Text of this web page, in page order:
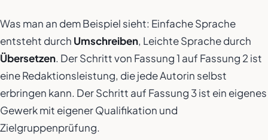
Was man an dem Beispiel sieht: Einfache Sprache
entsteht durch Umschreiben, Leichte Sprache durch
Übersetzen. Der Schritt von Fassung 1 auf Fassung 2 ist
eine Redaktionsleistung, die jede Autorin selbst
erbringen kann. Der Schritt auf Fassung 3 ist ein eigenes
Gewerk mit eigener Qualifikation und
Zielgruppenprüfung.